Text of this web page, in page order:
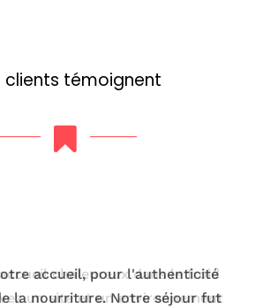
clients témoignent
accueil, pour l'authenticité
la nourriture. Notre séjour fut